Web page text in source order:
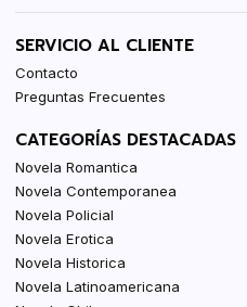
SERVICIO AL CLIENTE
Contacto
Preguntas Frecuentes
CATEGORÍAS DESTACADAS
Novela Romantica
Novela Contemporanea
Novela Policial
Novela Erotica
Novela Historica
Novela Latinoamericana